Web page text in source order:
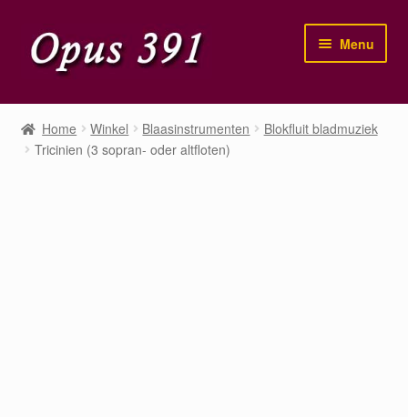
Ga
door
navigatie
Ga
naar
inhoud
Menu
Home
Winkel
Home Winkel Blaasinstrumenten
Blokfluit bladmuziek
Tricinien (3 sopran- oder altfloten)